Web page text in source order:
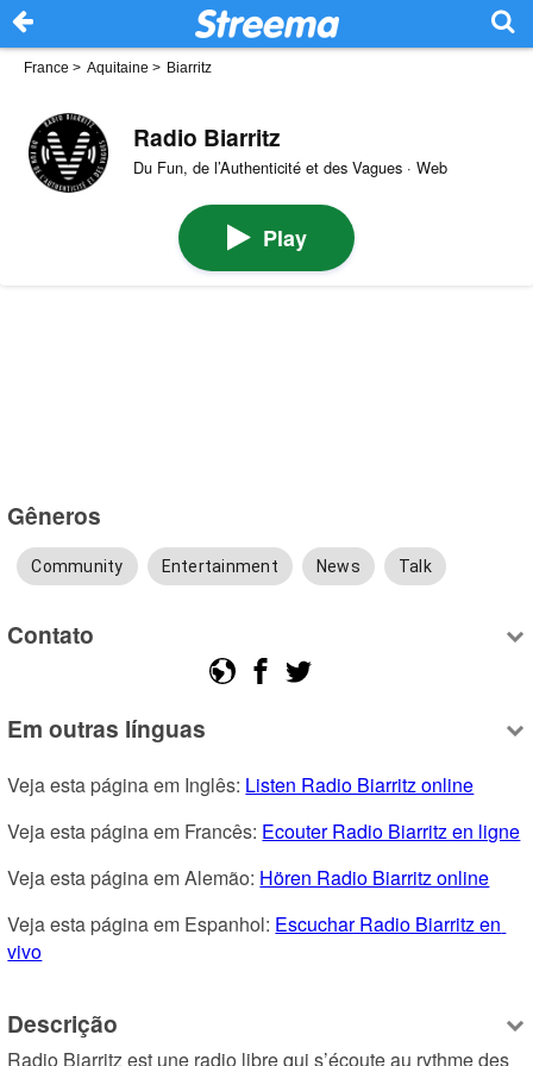
France > Aquitaine > Biarritz
Radio Biarritz
Du Fun, de l’Authenticité et des Vagues · Web
Play
Gêneros
Community Entertainment News Talk
Contato
Em outras línguas
Veja esta página em Inglês: Listen Radio Biarritz online
Veja esta página em Francês: Ecouter Radio Biarritz en ligne
Veja esta página em Alemão: Hören Radio Biarritz online
Veja esta página em Espanhol: Escuchar Radio Biarritz en
vivo
Descrição
Radio Biarritz est une radio libre qui s’écoute au rythme des